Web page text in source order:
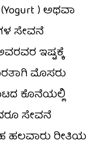
(Yogurt ) ಅಥವಾ
ಸೇವನೆ
ಇಷ್ಟಕ್ಕೆ
ಮೊಸರು
ಕೊನೆಯಲ್ಲಿ
ಸೇವನೆ
ಹಲವಾರು ರೀತಿಯ